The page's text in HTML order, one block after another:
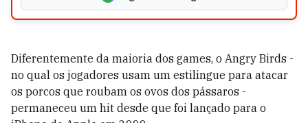
Diferentemente da maioria dos games, o Angry Birds -
no qual os jogadores usam um estilingue para atacar
os porcos que roubam os ovos dos pássaros -
permaneceu um hit desde que foi lançado para o